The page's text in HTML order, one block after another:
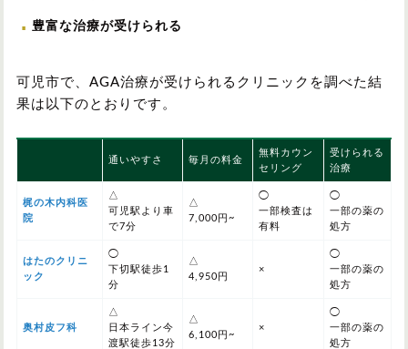
豊富な治療が受けられる
可児市で、AGA治療が受けられるクリニックを調べた結
果は以下のとおりです。
通いやすさ 毎月の料金
無料カウン
セリング
受けられる
治療
梶の木内科医
院
△
可児駅より車
で7分
△
7,000円~
◯
一部検査は
有料
◯
一部の薬の
処方
はたのクリニ
ック
◯
下切駅徒歩1
分
△
4,950円
×
◯
一部の薬の
処方
奥村皮フ科
△
日本ライン今
渡駅徒歩13分
△
6,100円~
×
◯
一部の薬の
処方